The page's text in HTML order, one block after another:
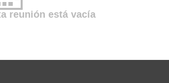
reunión está vacía